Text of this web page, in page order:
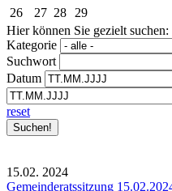
26
27 28
29
Hier können Sie gezielt suchen:
Kategorie
Suchwort
Datum
reset
15.02. 2024
Gemeinderatssitzung